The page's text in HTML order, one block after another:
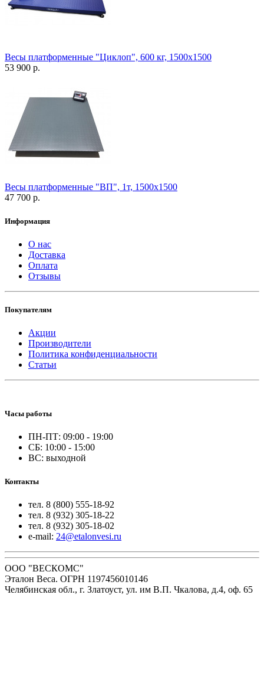
Весы платформенные "Циклоп", 600 кг, 1500х1500
53 900 р.
Весы платформенные "ВП", 1т, 1500х1500
47 700 р.
Информация
О нас
Доставка
Оплата
Отзывы
Покупателям
Акции
Производители
Политика конфиденциальности
Статьи
Часы работы
ПН-ПТ: 09:00 - 19:00
СБ: 10:00 - 15:00
ВС: выходной
Контакты
тел. 8 (800) 555-18-92
тел. 8 (932) 305-18-22
тел. 8 (932) 305-18-02
e-mail: 24@etalonvesi.ru
ООО "ВЕСКОМС"
Эталон Веса. ОГРН 1197456010146
Челябинская обл., г. Златоуст, ул. им В.П. Чкалова, д.4, оф. 65